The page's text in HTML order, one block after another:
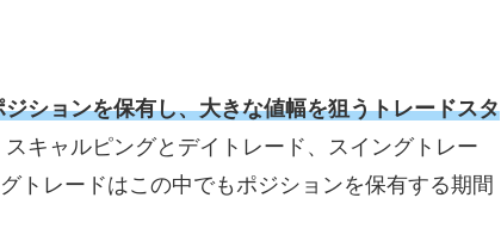
ションを保有し、大きな値幅を狙うトレードスタ
キャルピングとデイトレード、スイングトレー
トレードはこの中でもポジションを保有する期間